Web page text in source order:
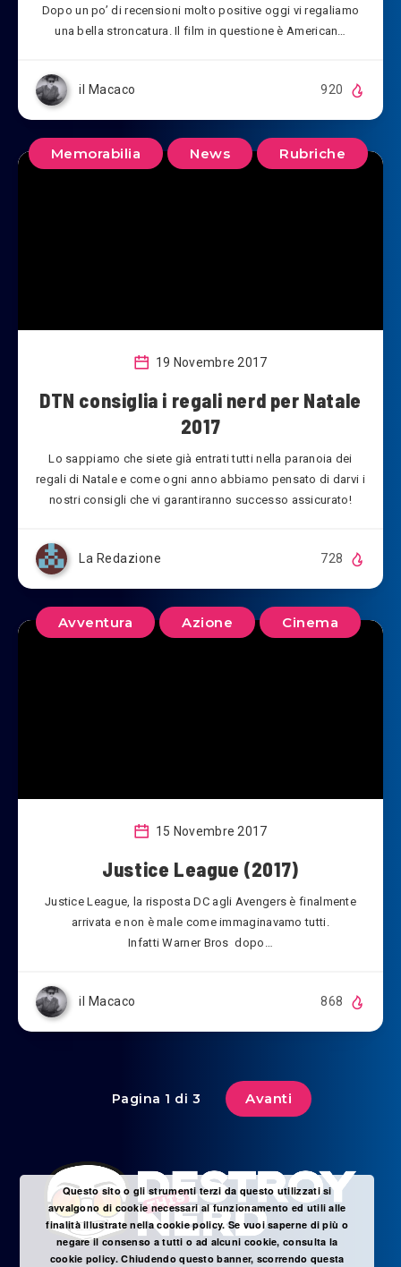
Dopo un po’ di recensioni molto positive oggi vi regaliamo
una bella stroncatura. Il film in questione è American…
il Macaco 920
Memorabilia News Rubriche
19 Novembre 2017
DTN consiglia i regali nerd per Natale
2017
Lo sappiamo che siete già entrati tutti nella paranoia dei
regali di Natale e come ogni anno abbiamo pensato di darvi i
nostri consigli che vi garantiranno successo assicurato!
La Redazione 728
Avventura Azione Cinema
15 Novembre 2017
Justice League (2017)
Justice League, la risposta DC agli Avengers è finalmente
arrivata e non è male come immaginavamo tutti.
Infatti Warner Bros dopo…
il Macaco 868
Pagina 1 di 3 Avanti
Questo sito o gli strumenti terzi da questo utilizzati si
avvalgono di cookie necessari al funzionamento ed utili alle
finalità illustrate nella cookie policy. Se vuoi saperne di più o
negare il consenso a tutti o ad alcuni cookie, consulta la
cookie policy. Chiudendo questo banner, scorrendo questa